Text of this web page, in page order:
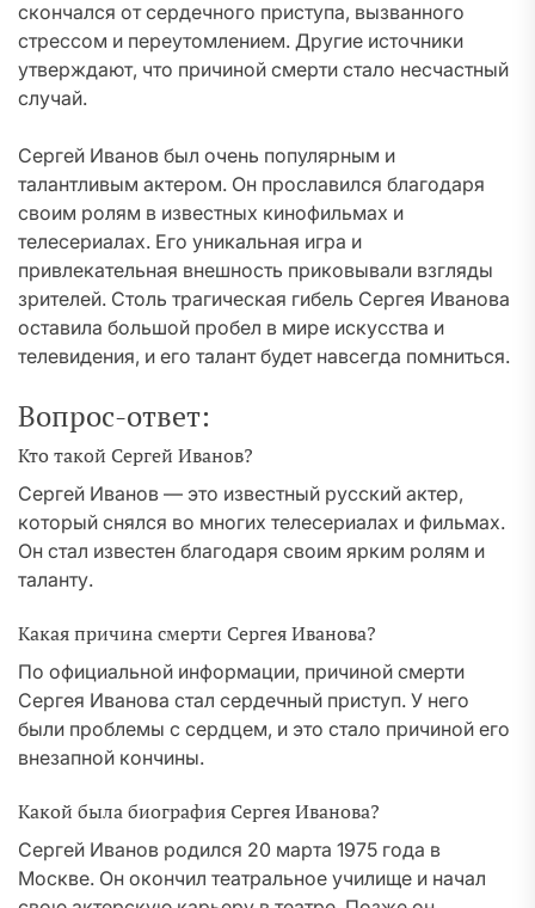
скончался от сердечного приступа, вызванного
стрессом и переутомлением. Другие источники
утверждают, что причиной смерти стало несчастный
случай.
Сергей Иванов был очень популярным и
талантливым актером. Он прославился благодаря
своим ролям в известных кинофильмах и
телесериалах. Его уникальная игра и
привлекательная внешность приковывали взгляды
зрителей. Столь трагическая гибель Сергея Иванова
оставила большой пробел в мире искусства и
телевидения, и его талант будет навсегда помниться.
Вопрос-ответ:
Кто такой Сергей Иванов?
Сергей Иванов — это известный русский актер,
который снялся во многих телесериалах и фильмах.
Он стал известен благодаря своим ярким ролям и
таланту.
Какая причина смерти Сергея Иванова?
По официальной информации, причиной смерти
Сергея Иванова стал сердечный приступ. У него
были проблемы с сердцем, и это стало причиной его
внезапной кончины.
Какой была биография Сергея Иванова?
Сергей Иванов родился 20 марта 1975 года в
Москве. Он окончил театральное училище и начал